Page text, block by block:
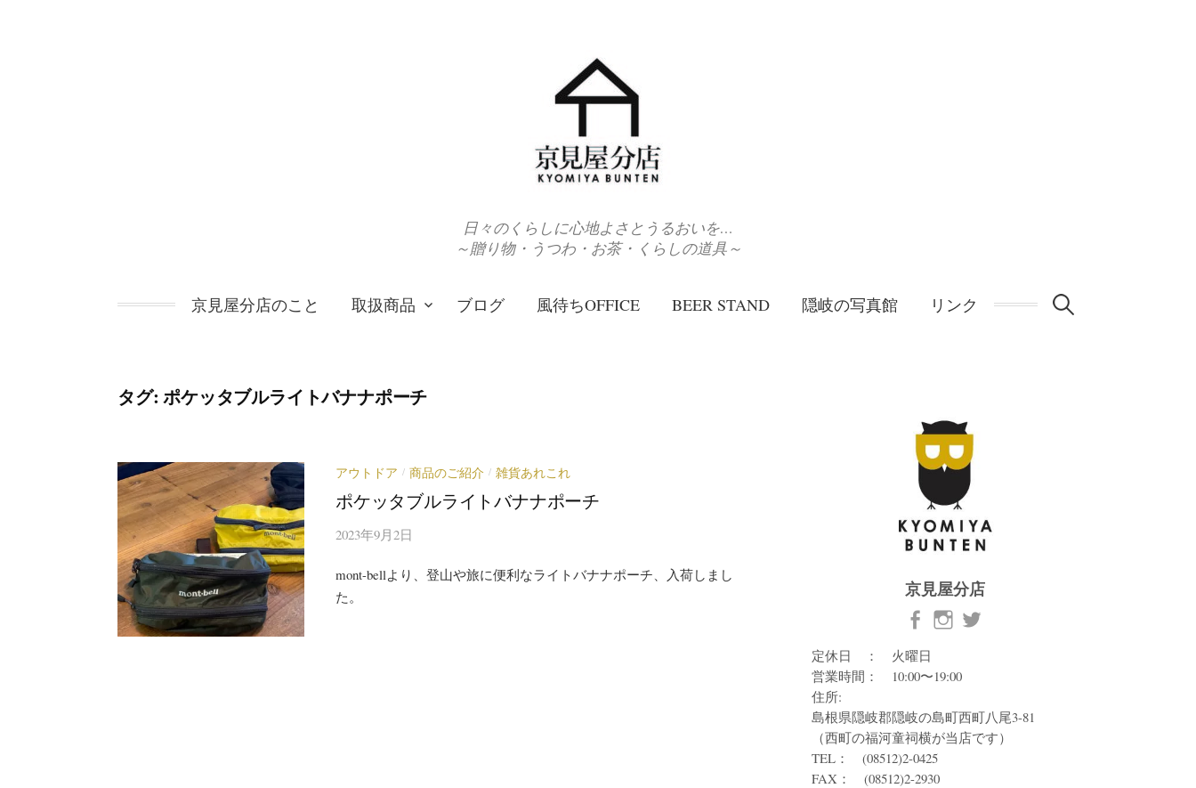
日々のくらしに心地よさとうるおいを…
～贈り物・うつわ・お茶・くらしの道具～
京見屋分店のこと 取扱商品 ブログ 風待ちOFFICE BEER STAND 隠岐の写真館 リンク 検
タグ:ポケッタブルライトバナナポーチ
アウトドア / 商品のご紹介 / 雑貨あれこれ
ポケッタブルライトバナナポーチ
2023年9月2日
mont-bellより、登山や旅に便利なライトバナナポーチ、入荷しまし
た。
京見屋分店
定休日 ： 火曜日
営業時間： 10:00〜19:00
住所:
島根県隠岐郡隠岐の島町西町八尾3-81
（西町の福河童祠横が当店です）
TEL： (08512)2-0425
FAX： (08512)2-2930